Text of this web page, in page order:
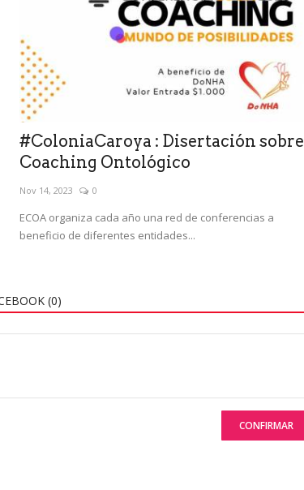
#ColoniaCaroya : Disertación sobre
Coaching Ontológico
Nov 14, 2023 0
ECOA organiza cada año una red de conferencias a
beneficio de diferentes entidades...
(0)
CONFIRMAR